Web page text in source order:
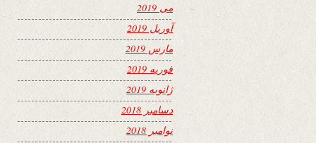
می 2019
آوریل 2019
مارس 2019
فوریه 2019
ژانویه 2019
دسامبر 2018
نوامبر 2018